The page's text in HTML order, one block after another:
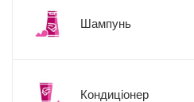
Шампунь
Кондиціонер